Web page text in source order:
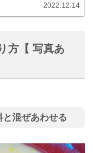
ます。そして、麺どおしがくっつ
2022.12.14
方【 写真あ
混ぜあわせる